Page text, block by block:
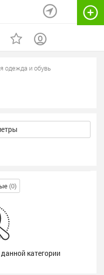
одежда и обувь
(0)
категории